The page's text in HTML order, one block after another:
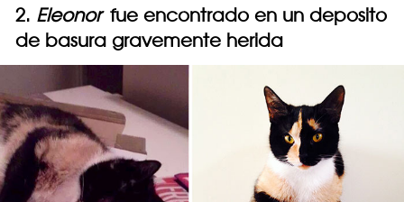
2. Eleonorfue encontrado en un deposito
de basura gravemente herida